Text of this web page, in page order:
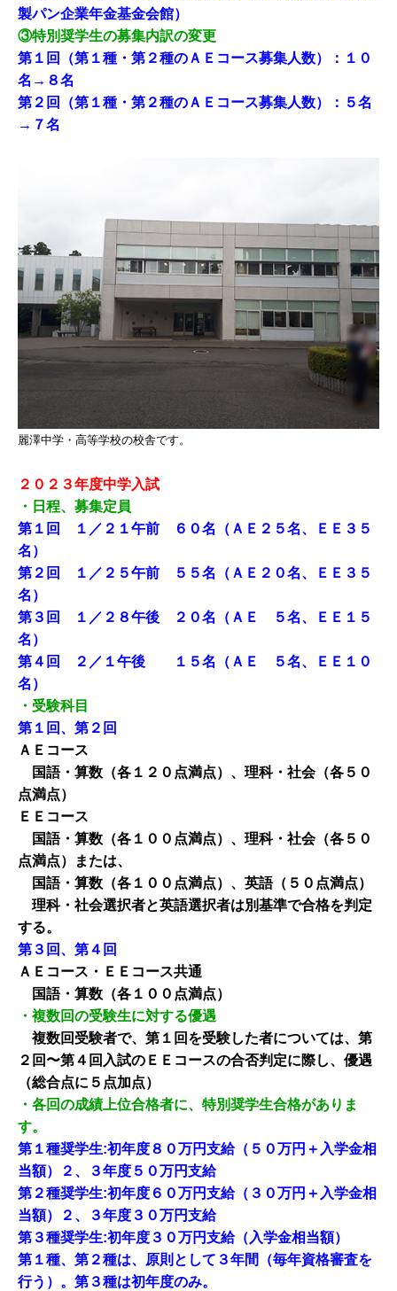
製パン企業年金基金会館）
③特別奨学生の募集内訳の変更
第１回（第１種・第２種のＡＥコース募集人数）：１０
名→８名
第２回（第１種・第２種のＡＥコース募集人数）：５名
→７名
麗澤中学・高等学校の校舎です。
２０２３年度中学入試
・日程、募集定員
第１回 １／２１午前 ６０名（ＡＥ２５名、ＥＥ３５
名）
第２回 １／２５午前 ５５名（ＡＥ２０名、ＥＥ３５
名）
第３回 １／２８午後 ２０名（ＡＥ ５名、ＥＥ１５
名）
第４回 ２／１午後 １５名（ＡＥ ５名、ＥＥ１０
名）
・受験科目
第１回、第２回
ＡＥコース
国語・算数（各１２０点満点）、理科・社会（各５０
点満点）
ＥＥコース
国語・算数（各１００点満点）、理科・社会（各５０
点満点）または、
国語・算数（各１００点満点）、英語（５０点満点）
理科・社会選択者と英語選択者は別基準で合格を判定
する。
第３回、第４回
ＡＥコース・ＥＥコース共通
国語・算数（各１００点満点）
・複数回の受験生に対する優遇
複数回受験者で、第１回を受験した者については、第
２回〜第４回入試のＥＥコースの合否判定に際し、優遇
（総合点に５点加点）
・各回の成績上位合格者に、特別奨学生合格がありま
す。
第１種奨学生:初年度８０万円支給（５０万円＋入学金相
当額）２、３年度５０万円支給
第２種奨学生:初年度６０万円支給（３０万円＋入学金相
当額）２、３年度３０万円支給
第３種奨学生:初年度３０万円支給（入学金相当額）
第１種、第２種は、原則として３年間（毎年資格審査を
行う）。第３種は初年度のみ。